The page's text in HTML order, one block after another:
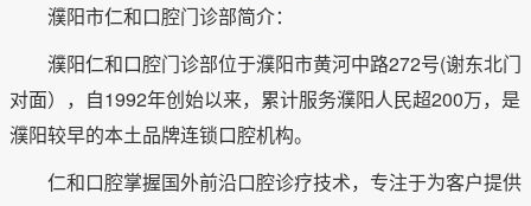
濮阳市仁和口腔门诊部简介：
濮阳仁和口腔门诊部位于濮阳市黄河中路272号(谢东北门
对面），自1992年创始以来，累计服务濮阳人民超200万，是
濮阳较早的本土品牌连锁口腔机构。
仁和口腔掌握国外前沿口腔诊疗技术，专注于为客户提供